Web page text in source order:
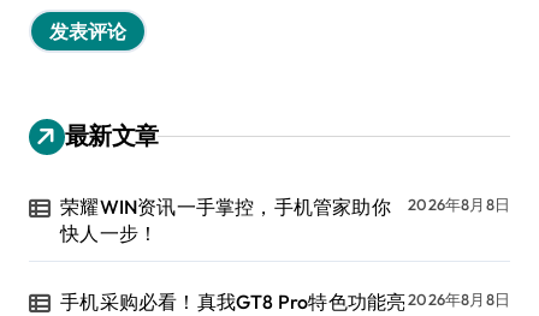
最新文章
荣耀WIN资讯一手掌控，手机管家助你
快人一步！
2026年8月8日
手机采购必看！真我GT8 Pro特色功能亮2026年8月8日